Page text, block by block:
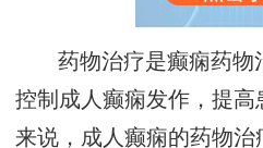
药物治疗是癫痫药物
控制成人癫痫发作，提
来说，成人癫痫的药物治